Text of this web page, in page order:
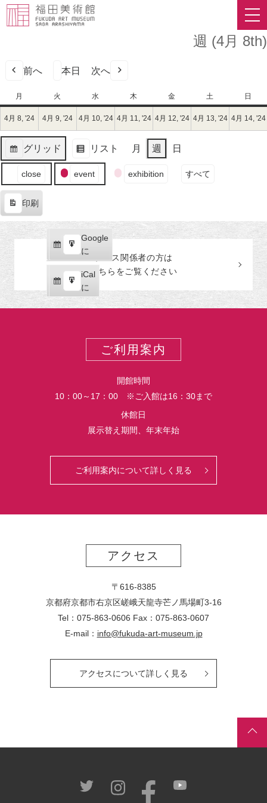
週 (4月 8th)
前へ 本日 次へ
月
曜
日
火
曜
日
水
曜
日
木
曜
日
金
曜
日
土
曜
日
日
曜
日
4月 8, '24 2024
年
月
8
日
（月）
4月 9, '24 2024
年
月
9
日
（火）
4月 10, '242024
年
月
日
4月 11, '242024
年
4
月
日
4月 12, '242024
年
日
4月 13, '242024
年
4月 14, '24
グリッド
表
リスト
表
月 週 日
ン
の
カ
テ
ゴ
close event exhibition すべて
印刷
示
Google
で
購
読
iCal
で
購
読
Google
に
エ
ク
ス
ポ
iCal
に
エ
ク
プレス関係者の方は
こちらをご覧ください
ご利用案内
開館時間
10：00～17：00 ※ご入館は16：30まで
休館日
展示替え期間、年末年始
ご利用案内について詳しく見る
アクセス
〒616-8385
京都府京都市右京区嵯峨天龍寺芒ノ馬場町3-16
Tel：075-863-0606 Fax：075-863-0607
E-mail： info@fukuda-art-museum.jp
アクセスについて詳しく見る